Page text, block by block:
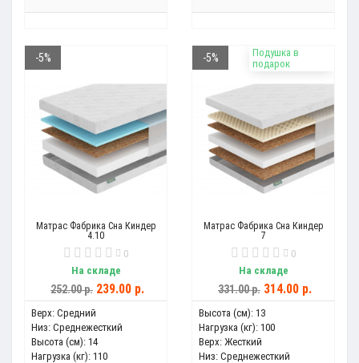
-5%
Матрас Фабрика Сна Киндер
4.10
0
На складе
252.00 р. 239.00 р.
Верх: Средний
Низ: Среднежесткий
Высота (см): 14
Нагрузка (кг): 110
Подушка в
подарок
-5%
Матрас Фабрика Сна Киндер
7
0
На складе
331.00 р. 314.00 р.
Высота (см): 13
Нагрузка (кг): 100
Верх: Жесткий
Низ: Среднежесткий